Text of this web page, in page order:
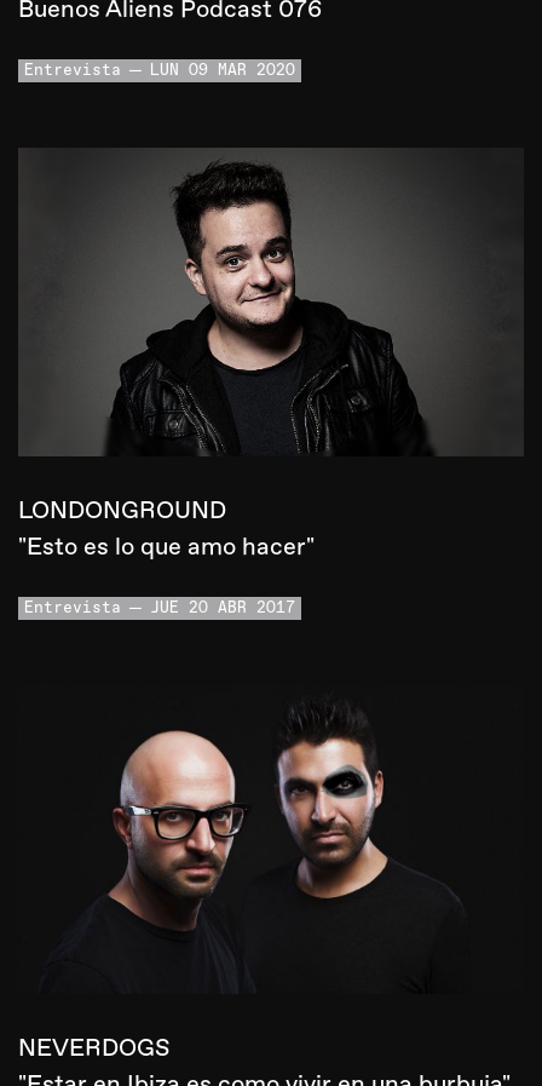
Buenos Aliens Podcast 076
Entrevista LUN 09 MAR 2020
LONDONGROUND
"Esto es lo que amo hacer"
Entrevista JUE 20 ABR 2017
NEVERDOGS